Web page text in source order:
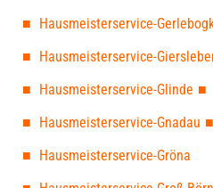
Hausmeisterservice-
Hausmeisterservice-
Hausmeisterservice-Glinde
Hausmeisterservice-Gnadau
Hausmeisterservice-Gröna